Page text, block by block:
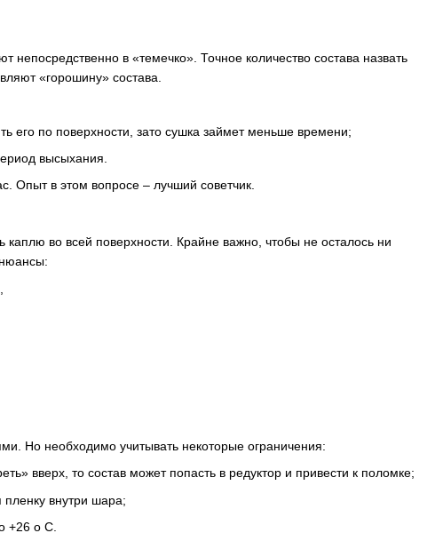
в «темечко». Точное количество состава назвать
«горошину» состава.
его по поверхности, зато сушка займет меньше времени;
высыхания.
Опыт в этом вопросе – лучший советчик.
во всей поверхности. Крайне важно, чтобы не осталось ни
Но необходимо учитывать некоторые ограничения:
вверх, то состав может попасть в редуктор и привести к поломке;
внутри шара;
+26 о С.